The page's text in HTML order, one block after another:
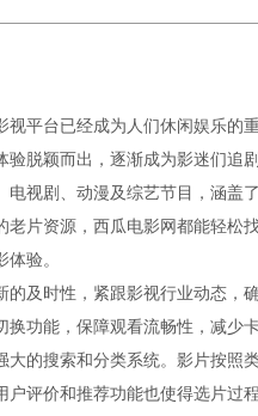
视平台已经成为人们休闲娱乐的
脱颖而出，逐渐成为影迷们追
电视剧、动漫及综艺节目，涵盖
老片资源，西瓜电影网都能轻松
验。
及时性，紧跟影视行业动态，
功能，保障观看流畅性，减少
的搜索和分类系统。影片按照
评价和推荐功能也使得选片过